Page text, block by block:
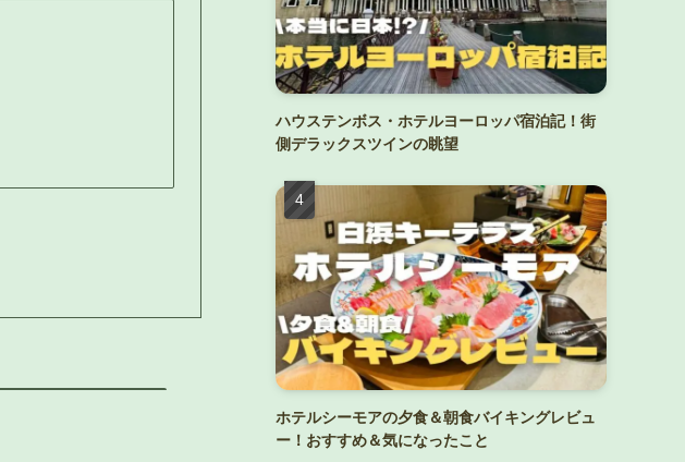
ハウステンボス・ホテルヨーロッパ宿泊記！街
側デラックスツインの眺望
ホテルシーモアの夕食＆朝食バイキングレビュ
ー！おすすめ＆気になったこと